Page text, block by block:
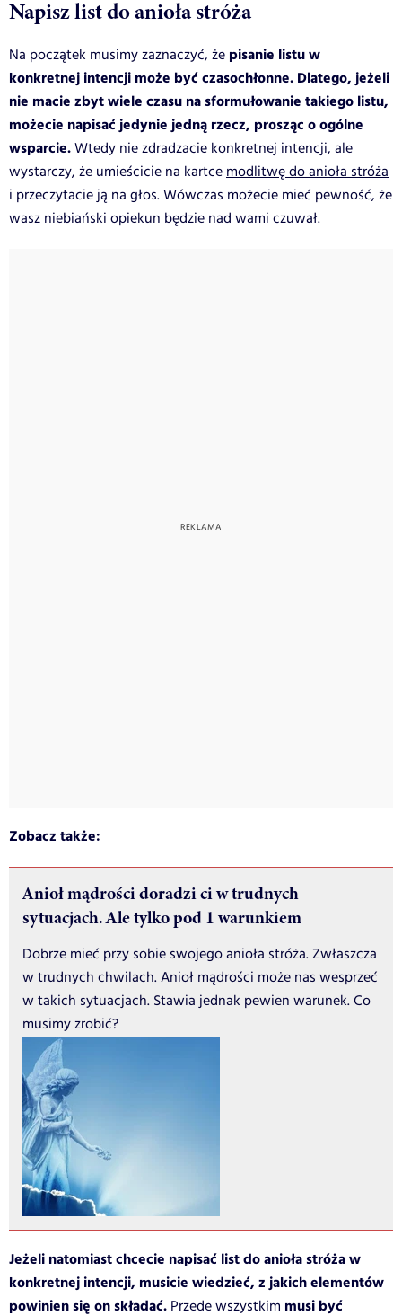
Napisz list do anioła stróża
Na początek musimy zaznaczyć, że pisanie listu w
konkretnej intencji może być czasochłonne. Dlatego, jeżeli
nie macie zbyt wiele czasu na sformułowanie takiego listu,
możecie napisać jedynie jedną rzecz, prosząc o ogólne
wsparcie.Wtedy nie zdradzacie konkretnej intencji, ale
wystarczy, że umieścicie na kartcemodlitwę do anioła stróża
i przeczytacie ją na głos. Wówczas możecie mieć pewność, że
wasz niebiański opiekun będzie nad wami czuwał.
Zobacz także:
Anioł mądrości doradzi ci w trudnych
sytuacjach. Ale tylko pod 1 warunkiem
Dobrze mieć przy sobie swojego anioła stróża. Zwłaszcza
w trudnych chwilach. Anioł mądrości może nas wesprzeć
w takich sytuacjach. Stawia jednak pewien warunek. Co
musimy zrobić?
Jeżeli natomiast chcecie napisać list do anioła stróża w
konkretnej intencji, musicie wiedzieć, z jakich elementów
powinien się on składać. Przede wszystkim musi być